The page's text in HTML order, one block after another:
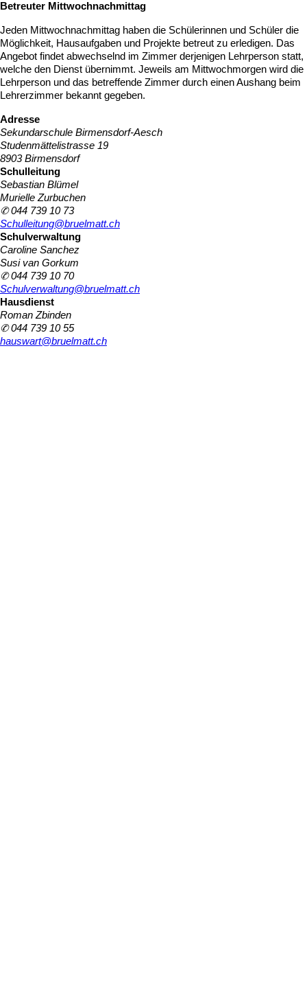
Betreuter Mittwochnachmittag
Jeden Mittwochnachmittag haben die Schülerinnen und Schüler die
Möglichkeit, Hausaufgaben und Projekte betreut zu erledigen. Das
Angebot findet abwechselnd im Zimmer derjenigen Lehrperson statt,
welche den Dienst übernimmt. Jeweils am Mittwochmorgen wird die
Lehrperson und das betreffende Zimmer durch einen Aushang beim
Lehrerzimmer bekannt gegeben.
Adresse
Sekundarschule Birmensdorf-Aesch
Studenmättelistrasse 19
8903 Birmensdorf
Schulleitung
Sebastian Blümel
Murielle Zurbuchen
✆ 044 739 10 73
Schulleitung@bruelmatt.ch
Schulverwaltung
Caroline Sanchez
Susi van Gorkum
✆ 044 739 10 70
Schulverwaltung@bruelmatt.ch
Hausdienst
Roman Zbinden
✆ 044 739 10 55
hauswart@bruelmatt.ch